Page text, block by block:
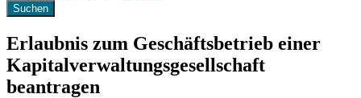
Erlaubnis zum Geschäftsbetrieb einer
Kapitalverwaltungsgesellschaft
beantragen